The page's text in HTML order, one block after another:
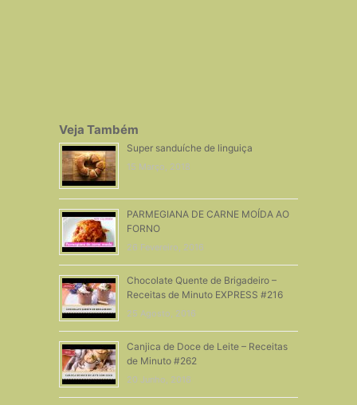
Veja Também
Super sanduíche de linguiça
15 Março, 2018
PARMEGIANA DE CARNE MOÍDA AO
FORNO
26 Fevereiro, 2016
Chocolate Quente de Brigadeiro –
Receitas de Minuto EXPRESS #216
25 Agosto, 2016
Canjica de Doce de Leite – Receitas
de Minuto #262
20 Junho, 2016